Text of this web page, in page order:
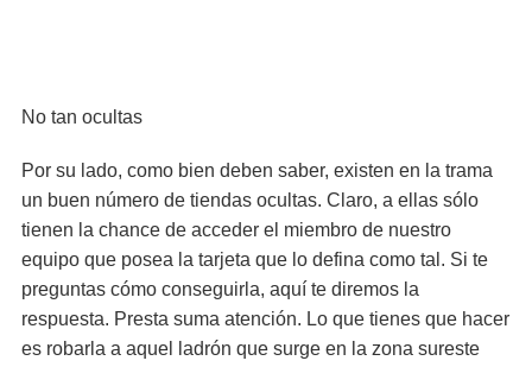
No tan ocultas
Por su lado, como bien deben saber, existen en la trama
un buen número de tiendas ocultas. Claro, a ellas sólo
tienen la chance de acceder el miembro de nuestro
equipo que posea la tarjeta que lo defina como tal. Si te
preguntas cómo conseguirla, aquí te diremos la
respuesta. Presta suma atención. Lo que tienes que hacer
es robarla a aquel ladrón que surge en la zona sureste